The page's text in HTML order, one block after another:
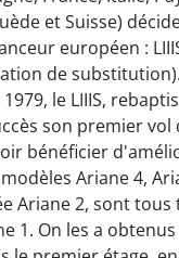
et Suisse)
européen :
de substitution).
le LIIIS,
son premier vol
bénéficier
Ariane 4,
Ariane 2, sont tous
1. On les a